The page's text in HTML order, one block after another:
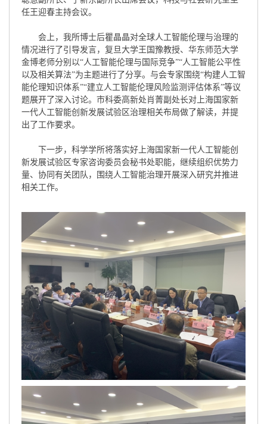
任王迎春主持会议。
会上，我所博士后瞿晶晶对全球人工智能伦理与治理的
情况进行了引导发言，复旦大学王国豫教授、华东师范大学
金博老师分别以“人工智能伦理与国际竞争”“人工智能公平性
以及相关算法”为主题进行了分享。与会专家围绕“构建人工智
能伦理知识体系”“建立人工智能伦理风险监测评估体系”等议
题展开了深入讨论。市科委高新处肖菁副处长对上海国家新
一代人工智能创新发展试验区治理相关布局做了解读，并提
出了工作要求。
下一步，科学学所将落实好上海国家新一代人工智能创
新发展试验区专家咨询委员会秘书处职能，继续组织优势力
量、协同有关团队，围绕人工智能治理开展深入研究并推进
相关工作。